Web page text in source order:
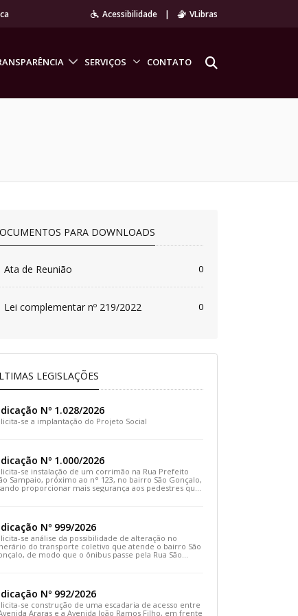
Acessibilidade | VLibras
SERVIÇOS CONTATO
PARA DOWNLOADS
Ata de Reunião 0
Lei complementar nº 219/2022 0
LEGISLAÇÕES
Nº 1.028/2026
se a implantação do Projeto Social
Nº 1.000/2026
se instalação de um corrimão na Rua Prefeito
Sampaio, próximo ao n° 123, no bairro São Gonçalo,
proporcionar mais segurança aos pedestres que
pelo local
Nº 999/2026
se análise da possibilidade de alteração no
do transporte coletivo que atende o bairro São
de modo que o ônibus passe pela Rua São
desça pela Travessa São Gonçalo e siga pela
Nº 992/2026
se construção de uma escadaria de acesso entre
Araras e a Avenida João Ramos Filho, em frente